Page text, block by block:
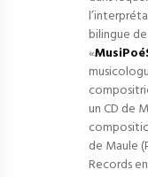
bilingue
«
un CD de
de Maule
Records